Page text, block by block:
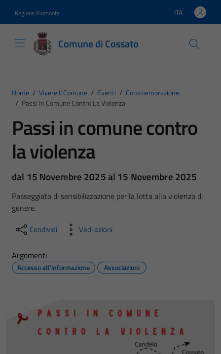
Regione Piemonte Lingua attiva:
ITA
Comune di Cossato
Home / Vivere Il Comune / Eventi / Commemorazione
/ Passi In Comune Contro La Violenza
Passi in comune contro
la violenza
dal 15 Novembre 2025 al 15 Novembre 2025
Passeggiata di sensibilizzazione per la lotta alla violenza di
genere.
Condividi Vedi azioni
Argomenti
Accesso all'informazione Associazioni